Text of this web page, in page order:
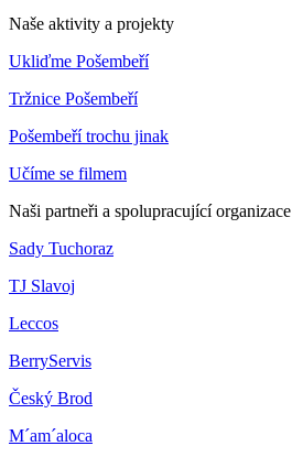
Naše aktivity a projekty
Ukliďme Pošembeří
Tržnice Pošembeří
Pošembeří trochu jinak
Učíme se filmem
Naši partneři a spolupracující organizace
Sady Tuchoraz
TJ Slavoj
Leccos
BerryServis
Český Brod
M´am´aloca